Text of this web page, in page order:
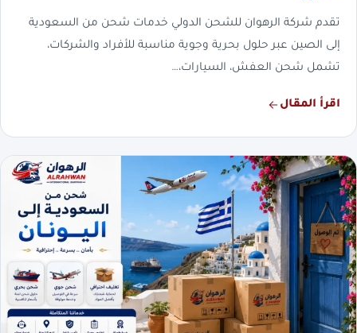
تقدم شركة الرهوان للشحن الدولي خدمات شحن من السعودية
إلى الصين عبر حلول بحرية وجوية مناسبة للأفراد والشركات،
تشمل شحن العفش، السيارات،…
اقرأ المقال